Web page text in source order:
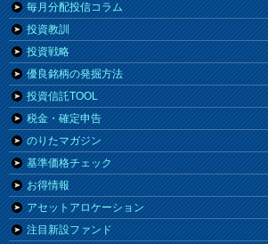
毎月分配投信コラム
投資教訓
投資戦略
優良銘柄の発掘方法
投資信託TOOL
税金・確定申告
のりたマガジン
基準価格チェック
お得情報
アセットアロケーション
注目新設ファンド